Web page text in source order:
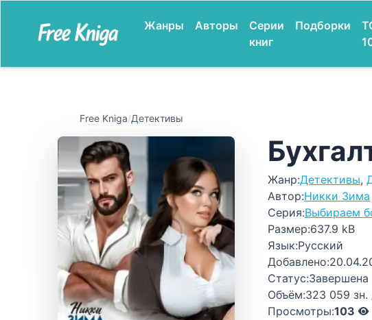
Жанры Авторы
Серии
книг
Подборки
Free Kniga/Детективы
Жанр:Детективы,
Автор:Никки Зима
Серия:Выбираем
Размер:637.9 kB
Язык:Русский
Добавлено:
Статус:Завершена
Объём:323 059 зн.
Просмотры:103